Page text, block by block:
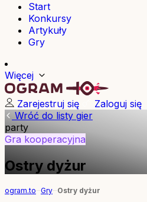
Start
Konkursy
Artykuły
Gry
Więcej
Zarejestruj się
Zaloguj się
Wróć do listy gier
party
Gra kooperacyjna
Ostry dyżur
ogram.to Gry Ostry dyżur